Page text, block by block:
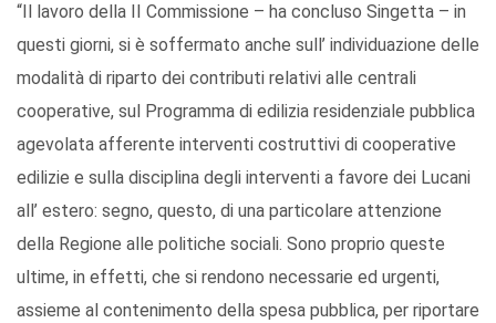
“Il lavoro della II Commissione – ha concluso Singetta – in
questi giorni, si è soffermato anche sull’ individuazione delle
modalità di riparto dei contributi relativi alle centrali
cooperative, sul Programma di edilizia residenziale pubblica
agevolata afferente interventi costruttivi di cooperative
edilizie e sulla disciplina degli interventi a favore dei Lucani
all’ estero: segno, questo, di una particolare attenzione
della Regione alle politiche sociali. Sono proprio queste
ultime, in effetti, che si rendono necessarie ed urgenti,
assieme al contenimento della spesa pubblica, per riportare